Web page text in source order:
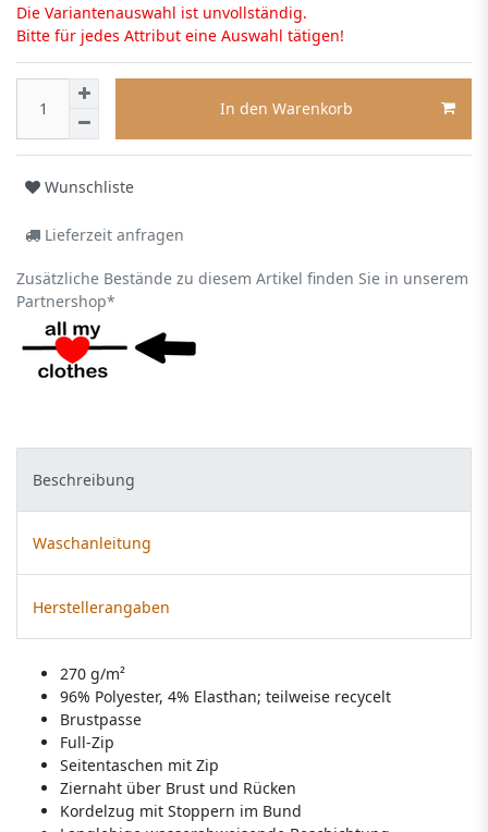
Die Variantenauswahl ist unvollständig.
Bitte für jedes Attribut eine Auswahl tätigen!
In den Warenkorb
Wunschliste
Lieferzeit anfragen
Zusätzliche Bestände zu diesem Artikel finden Sie in unserem
Partnershop*
Beschreibung
Waschanleitung
Herstellerangaben
270 g/m²
96% Polyester, 4% Elasthan; teilweise recycelt
Brustpasse
Full-Zip
Seitentaschen mit Zip
Ziernaht über Brust und Rücken
Kordelzug mit Stoppern im Bund